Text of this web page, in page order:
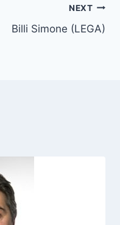
NEXT
Billi Simone (LEGA)